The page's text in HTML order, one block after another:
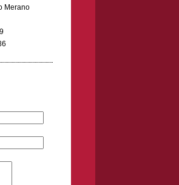
Merano